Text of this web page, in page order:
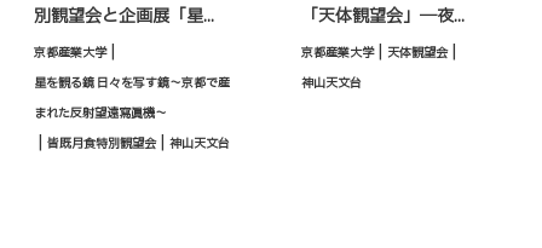
別観望会と企画展「星...
京都産業大学 |
星を観る鏡 日々を写す鏡～京都で産
まれた反射望遠寫眞機～
| 皆既月食特別観望会 | 神山天文台
「天体観望会」―夜...
京都産業大学 | 天体観望会 |
神山天文台